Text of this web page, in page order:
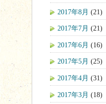
2017年8月 (21)
2017年7月 (21)
2017年6月 (16)
2017年5月 (25)
2017年4月 (31)
2017年3月 (18)